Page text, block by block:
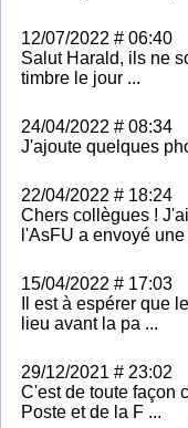
12/07/2022 # 06:40
Salut Harald, ils ne
timbre le jour ...
24/04/2022 # 08:34
J'ajoute quelques
22/04/2022 # 18:24
Chers collègues !
l'AsFU a envoyé une
15/04/2022 # 17:03
Il est à espérer que
lieu avant la pa ...
29/12/2021 # 23:02
C'est de toute façon
Poste et de la F ...